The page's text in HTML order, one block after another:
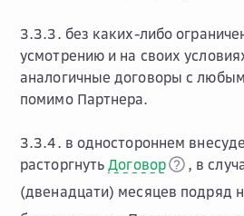
3.3.3. без каких-либо
усмотрению и на своих
аналогичные договоры с
помимо Партнера.
3.3.4. в одностороннем
расторгнутьДоговор
, в
(двенадцати) месяцев подряд